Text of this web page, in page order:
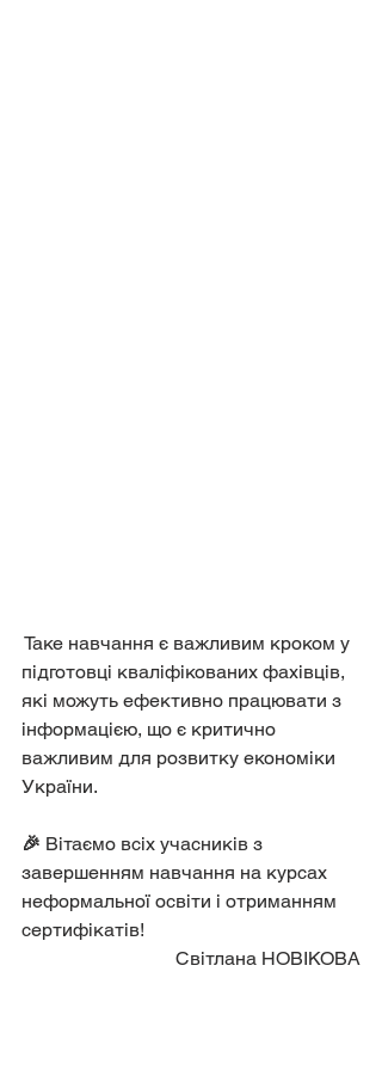
Таке навчання є важливим кроком у
підготовці кваліфікованих фахівців,
які можуть ефективно працювати з
інформацією, що є критично
важливим для розвитку економіки
України.
🎉 Вітаємо всіх учасників з
завершенням навчання на курсах
неформальної освіти і отриманням
сертифікатів!
Світлана НОВІКОВА